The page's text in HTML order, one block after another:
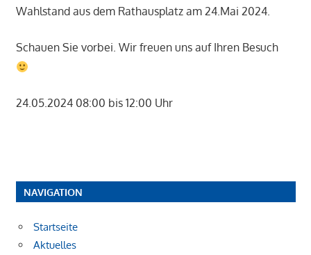
Wahlstand aus dem Rathausplatz am 24.Mai 2024.
Schauen Sie vorbei. Wir freuen uns auf Ihren Besuch
24.05.2024 08:00 bis 12:00 Uhr
NAVIGATION
Startseite
Aktuelles